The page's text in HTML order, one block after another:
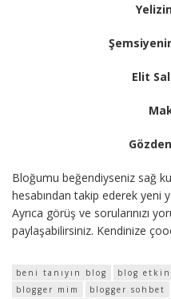
Elit
Bloğumu beğendiyseniz sağ
hesabından takip ederek yeni
Ayrıca görüş ve sorularınızı
paylaşabilirsiniz. Kendinize
beni tanıyın blog blog
blogger mim
blogger sohbet